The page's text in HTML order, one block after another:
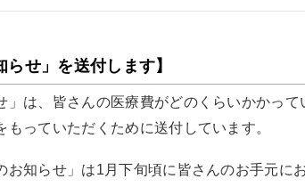
らせ」を送付します】
」は、皆さんの医療費がどのくらいかかっ
もっていただくために送付しています。
お知らせ」は1月下旬頃に皆さんのお手元に